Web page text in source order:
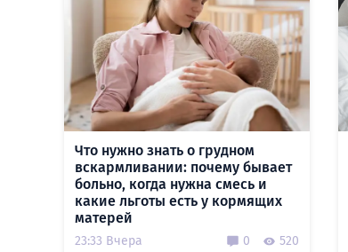
Что нужно знать о грудном
вскармливании: почему бывает
больно, когда нужна смесь и
какие льготы есть у кормящих
матерей
23:33 Вчера 0 520